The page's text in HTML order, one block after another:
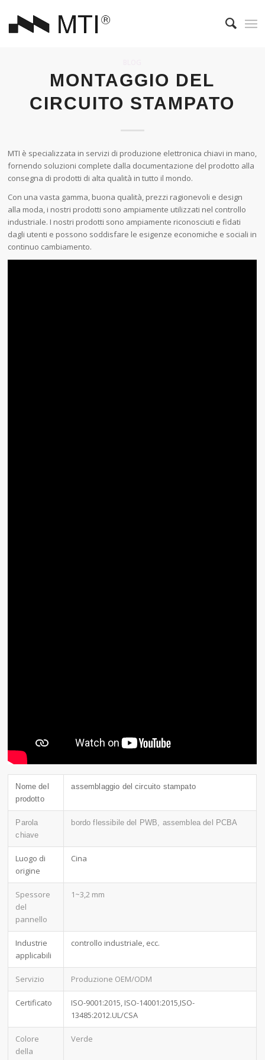
MONTAGGIO DEL
CIRCUITO STAMPATO
MTI è specializzata in servizi di produzione elettronica chiavi in mano,
fornendo soluzioni complete dalla documentazione del prodotto alla
consegna di prodotti di alta qualità in tutto il mondo.
Con una vasta gamma, buona qualità, prezzi ragionevoli e design
alla moda, i nostri prodotti sono ampiamente utilizzati nel controllo
industriale. I nostri prodotti sono ampiamente riconosciuti e fidati
dagli utenti e possono soddisfare le esigenze economiche e sociali in
continuo cambiamento.
Nome del
prodotto
assemblaggio del circuito stampato
Parola
chiave
bordo flessibile del PWB, assemblea del PCBA
Luogo di
origine
Cina
Spessore
del
pannello
1~3,2 mm
Industrie
applicabili
controllo industriale, ecc.
Servizio Produzione OEM/ODM
Certificato
ISO-9001:2015, ISO-14001:2015,ISO-
13485:2012.UL/CSA
Colore
della
Verde